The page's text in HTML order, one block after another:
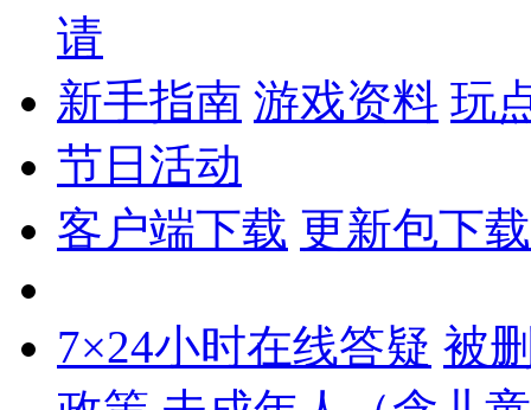
请
新手指南 游戏资料 玩
节日活动
客户端下载 更新包下载
7×24小时在线答疑 被